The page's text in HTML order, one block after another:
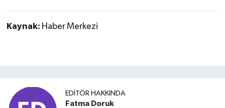
Kaynak: Haber Merkezi
EDITÖR HAKKINDA
Fatma Doruk